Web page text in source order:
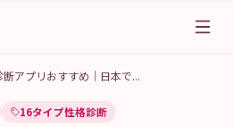
アプリおすすめ｜日本で...
16タイプ性格診断